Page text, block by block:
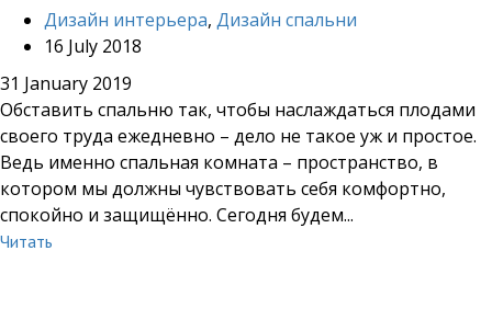
Дизайн интерьера, Дизайн спальни
16 July 2018
31 January 2019
Обставить спальню так, чтобы наслаждаться плодами
своего труда ежедневно – дело не такое уж и простое.
Ведь именно спальная комната – пространство, в
котором мы должны чувствовать себя комфортно,
спокойно и защищённо. Сегодня будем...
Читать